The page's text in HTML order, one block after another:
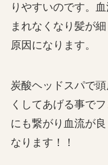
りやすいのです。
まれなくなり髪が
原因になります。
炭酸ヘッドスパで
くしてあげる事で
にも繋がり血流が
なります！！